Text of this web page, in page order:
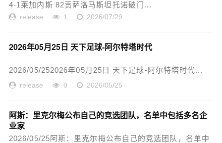
4-1莱加内斯 82贡萨洛马斯坦托诺破门...
release 1 2026/07/29
2026年05月25日 天下足球-阿尔特塔时代
2026/05/252026年05月25日 天下足球-阿尔特塔时代...
release 0 2026/05/25
阿斯：里克尔梅公布自己的竞选团队，名单中包括多名企
业家
2026/05/25阿斯：里克尔梅公布自己的竞选团队，名单中